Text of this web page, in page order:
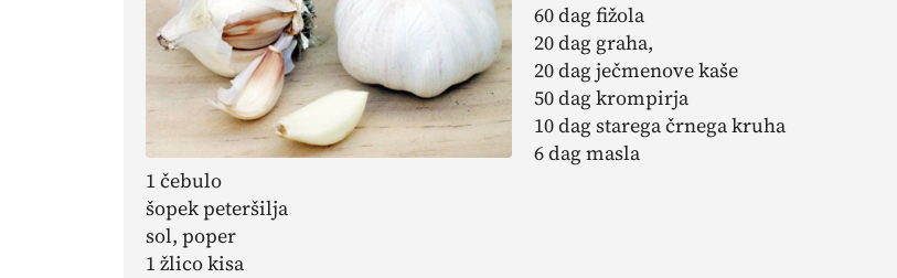
60 dag fižola
20 dag graha,
20 dag ječmenove kaše
50 dag krompirja
10 dag starega črnega kruha
6 dag masla
1 čebulo
šopek peteršilja
sol, poper
1 žlico kisa